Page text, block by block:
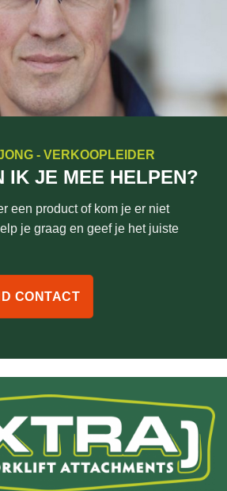
- VERKOOPLEIDER
IK JE MEE HELPEN?
een product of kom je er niet
je graag en geef je het juiste
CONTACT